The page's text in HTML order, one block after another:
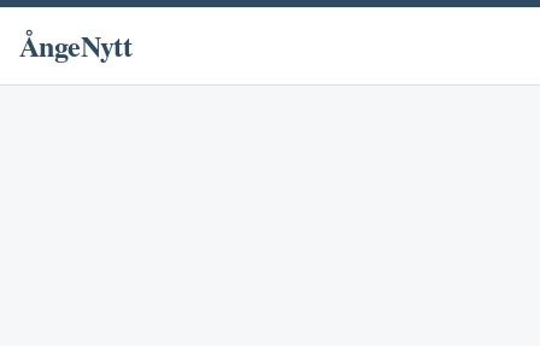
ÅngeNytt